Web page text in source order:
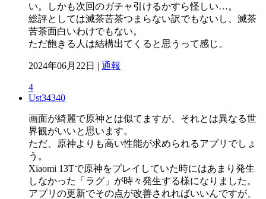
い。しかも次回のガチャ引けるかすら怪しい…。
総評としては滅茶苦茶つまらない訳でもないし、滅茶
苦茶面白いわけでもない。
ただ飽きる人は結構出てくると思うって感じ。
2024年06月22日 | 通報
4
Ust34340
画面が綺麗で原神とは似てますが、それとは異なる世
界観がいいと思います。
ただ、原神よりも高い性能が求められるアプリでしょ
う。
Xiaomi 13Tで原神をプレイしていた時にはあまり発生
しなかった「ラグ」が時々発生する様になりました。
アプリの更新でその点が改善されればいいんですが、